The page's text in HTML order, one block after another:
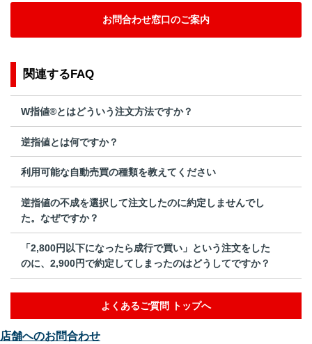
お問合わせ窓口のご案内
関連するFAQ
W指値®とはどういう注文方法ですか？
逆指値とは何ですか？
利用可能な自動売買の種類を教えてください
逆指値の不成を選択して注文したのに約定しませんでし
た。なぜですか？
「2,800円以下になったら成行で買い」という注文をした
のに、2,900円で約定してしまったのはどうしてですか？
よくあるご質問 トップへ
店舗へのお問合わせ